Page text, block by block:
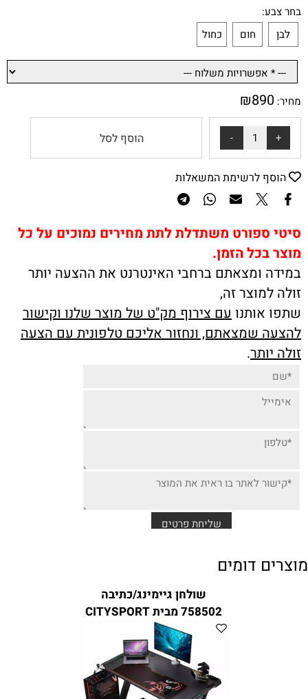
בחר צבע:
לבן
חום כחול
מחיר: ₪890
הוסף לסל
הוסף לרשימת המשאלות
סיטי ספורט משתדלת לתת מחירים נמוכים על כל
מוצר בכל הזמן.
במידה ומצאתם ברחבי האינטרנט את ההצעה יותר
זולה למוצר זה,
שתפו אותנו עם צירוף מק"ט של מוצר שלנו וקישור
להצעה שמצאתם, ונחזור אליכם טלפונית עם הצעה
זולה יותר.
מוצרים דומים
שולחן גיימינג/כתיבה
758502 מבית CITYSPORT